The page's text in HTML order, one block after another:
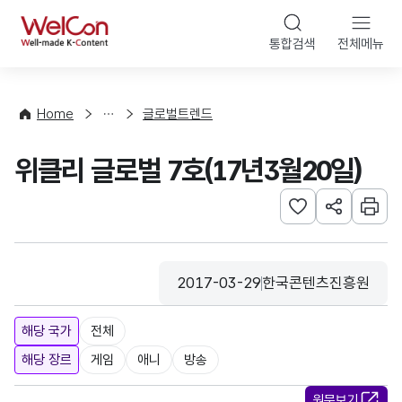
WelCon 통합검색 전체메뉴
Home
향
계
글로벌트렌드
위클리 글로벌 7호(17년3월20일)
관심사 등록하기
URL 공유하
인쇄
등록일
2017-03-29
수집기관
한국콘텐츠진흥원
해당 국가
전체
해당 장르
게임 애니 방송